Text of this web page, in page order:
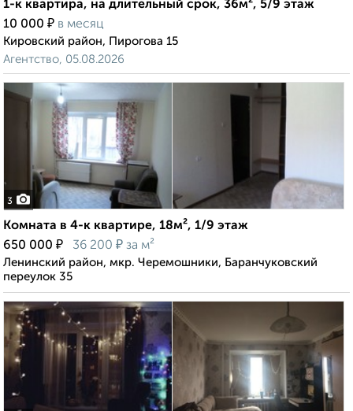
1-к квартира, на длительный срок, 36м², 5/9 этаж
10 000 ₽ в месяц
Кировский район, Пирогова 15
Агентство, 05.08.2026
3
Комната в 4-к квартире, 18м², 1/9 этаж
650 000 ₽ 36 200 ₽ за м²
Ленинский район, мкр. Черемошники, Баранчуковский
переулок 35